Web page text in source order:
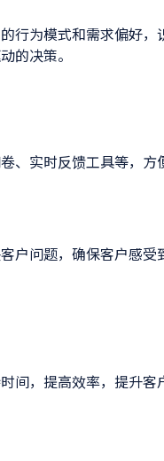
行为模式和需求偏好，
的决策。
、实时反馈工具等，方
户问题，确保客户感受
间，提高效率，提升客